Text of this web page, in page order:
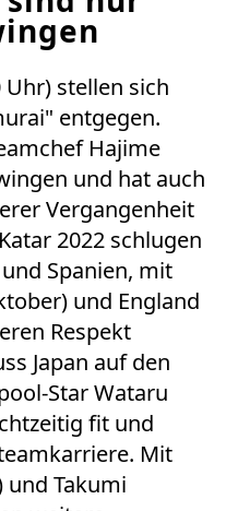
Uhr) stellen sich
entgegen.
Hajime
und hat auch
Vergangenheit
2022 schlugen
Spanien, mit
und England
Respekt
Japan auf den
Star Wataru
fit und
Mit
Takumi